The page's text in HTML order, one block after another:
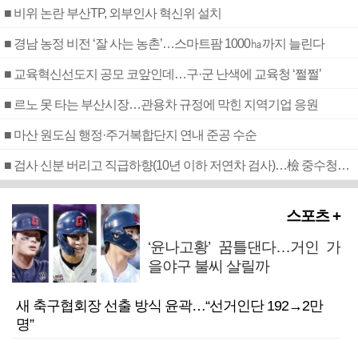
■ 비위 논란 부산TP, 외부인사 혁신위 설치
■ 경남 농정 비전 ‘잘 사는 농촌’…스마트팜 1000㏊까지 늘린다
■ 교육혁신선도지 공모 코앞인데…구·군 난색에 교육청 ‘쩔쩔’
■ 르노 못 타는 부산시장…관용차 규정에 막힌 지역기업 응원
■ 마산 원도심 행정·주거복합단지 연내 준공 수순
■ 검사 신분 버리고 직급하향(10년 이하 저연차 검사)…檢 중수청행 기피
스포츠 +
‘윤나고황’ 꿈틀댄다…거인 가
을야구 불씨 살릴까
새 축구협회장 선출 방식 윤곽…“선거인단 192→2만
명”